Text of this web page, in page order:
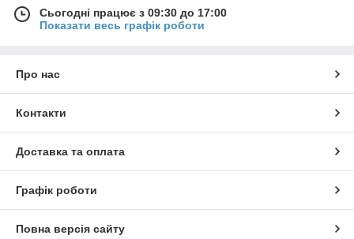
Сьогодні працює з 09:30 до 17:00
Показати весь графік роботи
Про нас
Контакти
Доставка та оплата
Графік роботи
Повна версія сайту